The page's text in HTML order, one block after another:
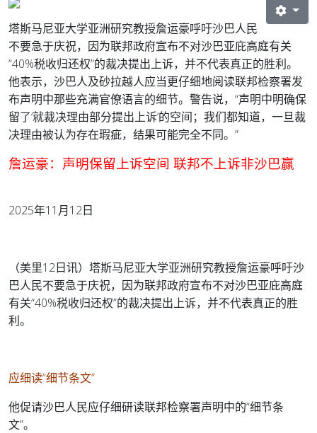
塔斯马尼亚大学亚洲研究教授詹运豪呼吁沙巴人民
不要急于庆祝，因为联邦政府宣布不对沙巴亚庇高庭有关
“40%税收归还权”的裁决提出上诉，并不代表真正的胜利。
他表示，沙巴人及砂拉越人应当更仔细地阅读联邦检察署发
布声明中那些充满官僚语言的细节。 警告说，“声明中明确保
留了‘就裁决理由部分提出上诉’的空间；我们都知道，一旦裁
决理由被认为存在瑕疵，结果可能完全不同。”
詹运豪：声明保留上诉空间 联邦不上诉非沙巴赢
2025年11月12日
（美里12日讯）塔斯马尼亚大学亚洲研究教授詹运豪呼吁沙
巴人民不要急于庆祝，因为联邦政府宣布不对沙巴亚庇高庭
有关“40%税收归还权”的裁决提出上诉，并不代表真正的胜
利。
应细读“细节条文”
他促请沙巴人民应仔细研读联邦检察署声明中的“细节条
文”。